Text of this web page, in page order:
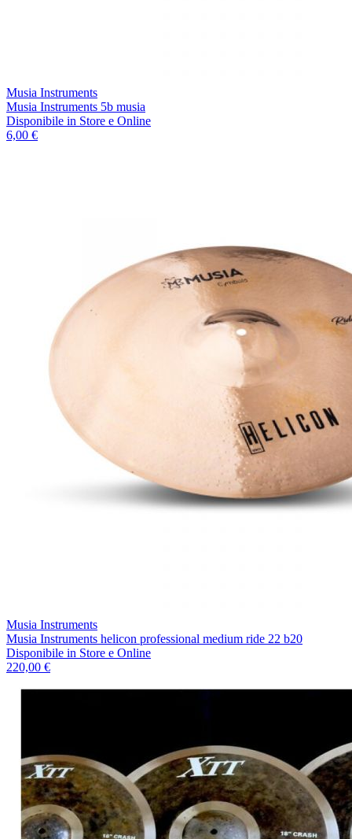
Musia Instruments
Musia Instruments 5b musia
Disponibile in Store e Online
6,00 €
Musia Instruments
Musia Instruments helicon professional medium ride 22 b20
Disponibile in Store e Online
220,00 €